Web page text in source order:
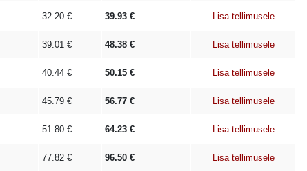
32.20 € 39.93 € Lisa tellimusele
39.01 € 48.38 € Lisa tellimusele
40.44 € 50.15 € Lisa tellimusele
45.79 € 56.77 € Lisa tellimusele
51.80 € 64.23 € Lisa tellimusele
77.82 € 96.50 € Lisa tellimusele